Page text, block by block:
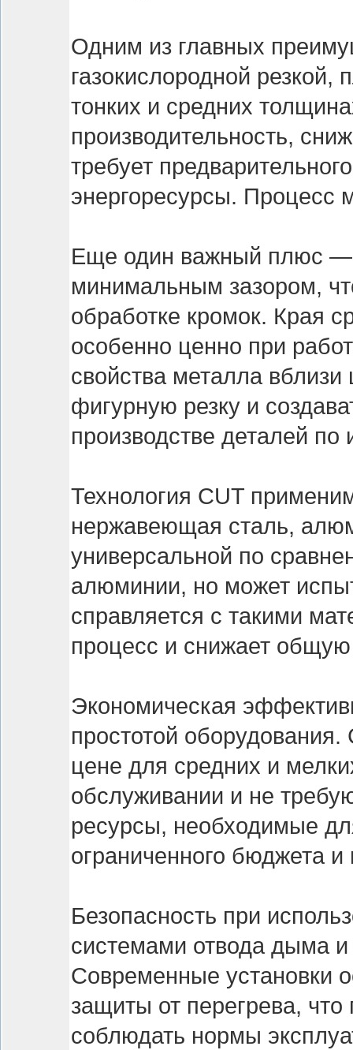
Одним из главных
газокислородной резкой,
тонких и средних
производительность,
требует
энергоресурсы. Процесс
Еще один важный плюс —
минимальным зазором,
обработке кромок. Края
особенно ценно при
свойства металла
фигурную резку и
производстве деталей
Технология CUT
нержавеющая сталь,
универсальной по
алюминии, но может
справляется с такими
процесс и снижает общую
Экономическая
простотой
цене для средних и
обслуживании и не
ресурсы, необходимые
ограниченного бюджета
Безопасность при
системами отвода дыма
Современные установки
защиты от перегрева,
соблюдать нормы